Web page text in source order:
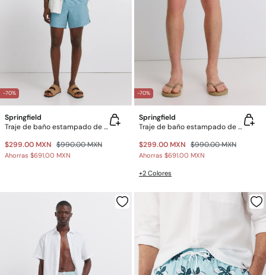
-70%
Springfield
Traje de baño estampado de peces
$299.00 MXN $990.00 MXN
Ahorras $691.00 MXN
-70%
Springfield
Traje de baño estampado de pulpos
$299.00 MXN $990.00 MXN
Ahorras $691.00 MXN
+2 Colores